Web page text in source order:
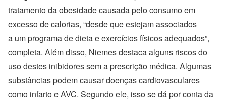
tratamento da obesidade causada pelo consumo em
excesso de calorias, “desde que estejam associados
a um programa de dieta e exercícios físicos adequados”,
completa. Além disso, Niemes destaca alguns riscos do
uso destes inibidores sem a prescrição médica. Algumas
substâncias podem causar doenças cardiovasculares
como infarto e AVC. Segundo ele, isso se dá por conta da